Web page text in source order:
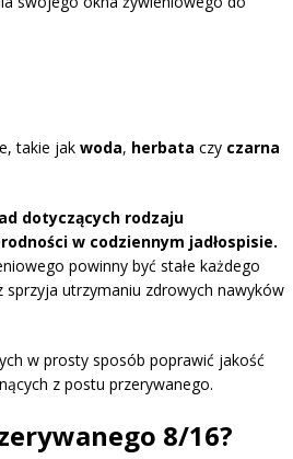
takie jak woda, herbata czy czarna
dotyczących rodzaju
w codziennym jadłospisie.
powinny być stałe każdego
utrzymaniu zdrowych nawyków
w prosty sposób poprawić jakość
z postu przerywanego.
8/16?